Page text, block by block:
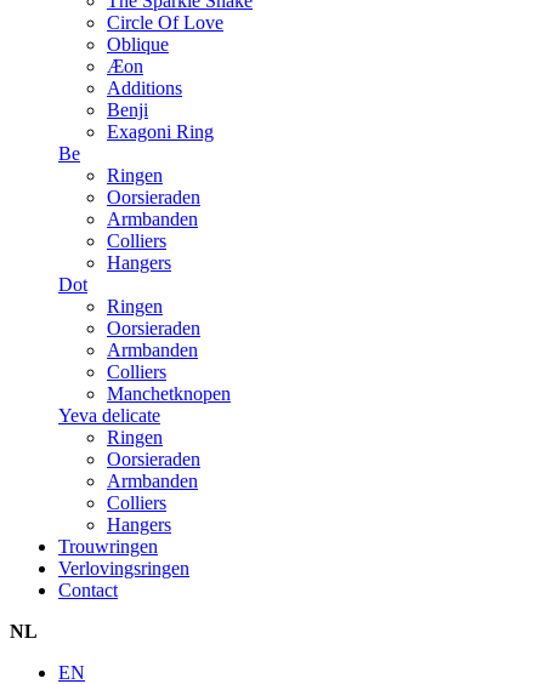
Circle Of Love
Oblique
Æon
Additions
Benji
Exagoni Ring
Be
Ringen
Oorsieraden
Armbanden
Colliers
Hangers
Dot
Ringen
Oorsieraden
Armbanden
Colliers
Manchetknopen
Yeva delicate
Ringen
Oorsieraden
Armbanden
Colliers
Hangers
Trouwringen
Verlovingsringen
Contact
NL
EN